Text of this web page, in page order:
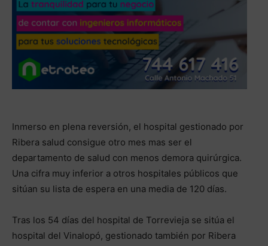
Inmerso en plena reversión, el hospital gestionado por
Ribera salud consigue otro mes mas ser el
departamento de salud con menos demora quirúrgica.
Una cifra muy inferior a otros hospitales públicos que
sitúan su lista de espera en una media de 120 días.
Tras los 54 días del hospital de Torrevieja se sitúa el
hospital del Vinalopó, gestionado también por Ribera